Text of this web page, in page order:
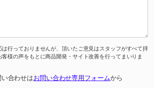
は行っておりませんが、頂いたご意見はスタッフがすべて拝
客様の声をもとに商品開発・サイト改善を行ってまいりま
合わせはお問い合わせ専用フォームから